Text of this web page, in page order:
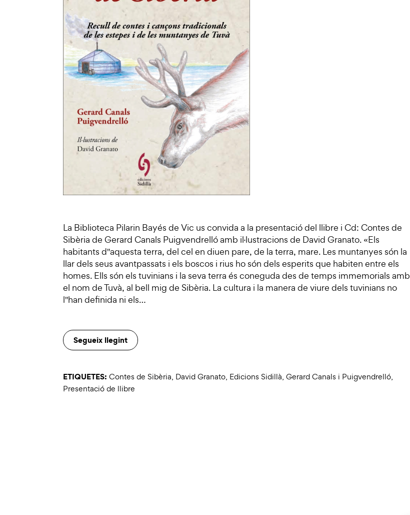
La Biblioteca Pilarin Bayés de Vic us convida a la presentació del llibre i Cd: Contes de
Sibèria de Gerard Canals Puigvendrelló amb il·lustracions de David Granato. «Els
habitants d''aquesta terra, del cel en diuen pare, de la terra, mare. Les muntanyes són la
llar dels seus avantpassats i els boscos i rius ho són dels esperits que habiten entre els
homes. Ells són els tuvinians i la seva terra és coneguda des de temps immemorials amb
el nom de Tuvà, al bell mig de Sibèria. La cultura i la manera de viure dels tuvinians no
l''han definida ni els…
Segueix llegint
ETIQUETES: Contes de Sibèria, David Granato, Edicions Sidillà, Gerard Canals i Puigvendrelló,
Presentació de llibre